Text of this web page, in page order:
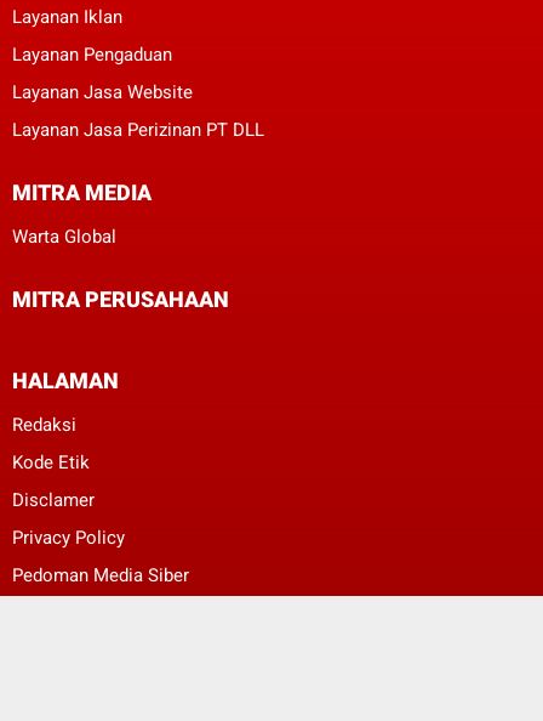
Layanan Iklan
Layanan Pengaduan
Layanan Jasa Website
Layanan Jasa Perizinan PT DLL
MITRA MEDIA
Warta Global
MITRA PERUSAHAAN
HALAMAN
Redaksi
Kode Etik
Disclamer
Privacy Policy
Pedoman Media Siber